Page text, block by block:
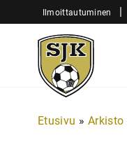
sisältöön
Ilmoittautuminen |
Sjk-
Juniorit
Etusivu » Arkisto